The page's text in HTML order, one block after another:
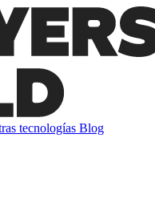
tecnologías Blog